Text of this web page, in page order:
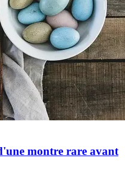
montre rare avant